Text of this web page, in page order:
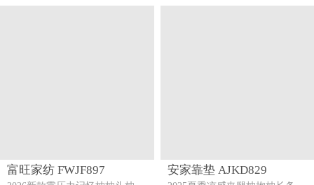
富旺家纺 FWJF897 安家靠垫 AJKD829